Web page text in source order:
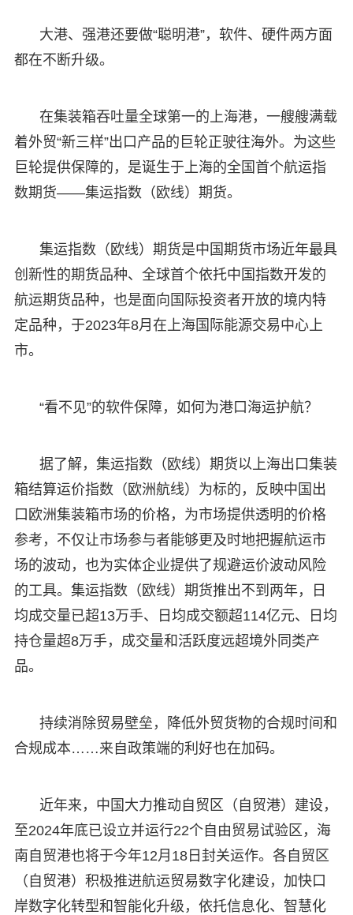
大港、强港还要做“聪明港”，软件、硬件两方面
都在不断升级。
在集装箱吞吐量全球第一的上海港，一艘艘满载
着外贸“新三样”出口产品的巨轮正驶往海外。为这些
巨轮提供保障的，是诞生于上海的全国首个航运指
数期货——集运指数（欧线）期货。
集运指数（欧线）期货是中国期货市场近年最具
创新性的期货品种、全球首个依托中国指数开发的
航运期货品种，也是面向国际投资者开放的境内特
定品种，于2023年8月在上海国际能源交易中心上
市。
“看不见”的软件保障，如何为港口海运护航？
据了解，集运指数（欧线）期货以上海出口集装
箱结算运价指数（欧洲航线）为标的，反映中国出
口欧洲集装箱市场的价格，为市场提供透明的价格
参考，不仅让市场参与者能够更及时地把握航运市
场的波动，也为实体企业提供了规避运价波动风险
的工具。集运指数（欧线）期货推出不到两年，日
均成交量已超13万手、日均成交额超114亿元、日均
持仓量超8万手，成交量和活跃度远超境外同类产
品。
持续消除贸易壁垒，降低外贸货物的合规时间和
合规成本……来自政策端的利好也在加码。
近年来，中国大力推动自贸区（自贸港）建设，
至2024年底已设立并运行22个自由贸易试验区，海
南自贸港也将于今年12月18日封关运作。各自贸区
（自贸港）积极推进航运贸易数字化建设，加快口
岸数字化转型和智能化升级，依托信息化、智慧化